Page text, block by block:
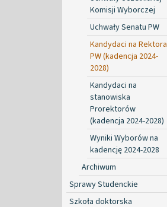
Komisji Wyborczej
Uchwały Senatu PW
Kandydaci na Rektora
PW (kadencja 2024-
2028)
Kandydaci na
stanowiska
Prorektorów
(kadencja 2024-2028)
Wyniki Wyborów na
kadencję 2024-2028
Archiwum
Sprawy Studenckie
Szkoła doktorska